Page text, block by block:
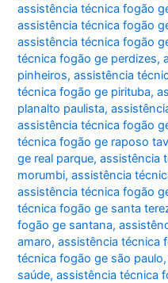
assistência técnica fogão
assistência técnica fogão
assistência técnica fogão
técnica fogão ge perdizes,
pinheiros,assistência
técnica fogão ge pirituba,
planalto paulista,
assistência técnica fogão
técnica fogão ge raposo
ge real parque,assistência
morumbi,assistência
assistência técnica fogão
técnica fogão ge santa
fogão ge santana,
amaro,assistência técnica
técnica fogão ge são paulo
saúde,assistência técnica